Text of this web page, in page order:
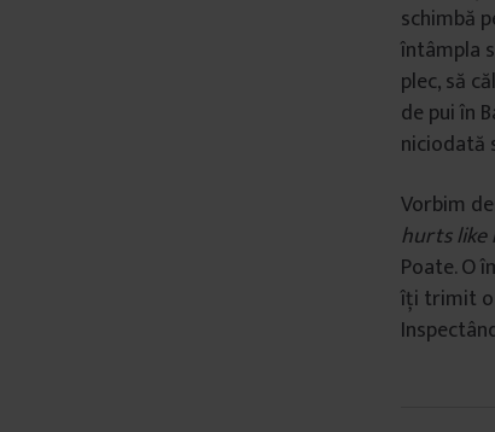
schimbă
întâmpla
plec, să
de pui în
niciodată
Vorbim
hurts like
Poate. O
îți trimit o